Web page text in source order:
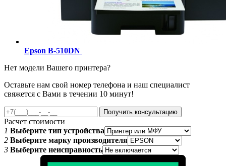
Epson B-510DN
Нет модели Вашего принтера?
Оставьте нам свой номер телефона и наш специалист
свяжется с Вами в течении 10 минут!
Получить консультацию
Расчет стоимости
1 Выберите тип устройства
2 Выберите марку производителя
3 Выберите неисправность